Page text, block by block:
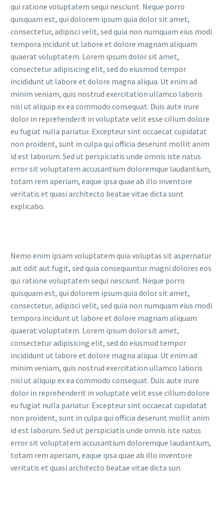
qui ratione voluptatem sequi nesciunt. Neque porro
quisquam est, qui dolorem ipsum quia dolor sit amet,
consectetur, adipisci velit, sed quia non numquam eius modi
tempora incidunt ut labore et dolore magnam aliquam
quaerat voluptatem. Lorem ipsum dolor sit amet,
consectetur adipisicing elit, sed do eiusmod tempor
incididunt ut labore et dolore magna aliqua. Ut enim ad
minim veniam, quis nostrud exercitation ullamco laboris
nisi ut aliquip ex ea commodo consequat. Duis aute irure
dolor in reprehenderit in voluptate velit esse cillum dolore
eu fugiat nulla pariatur. Excepteur sint occaecat cupidatat
non proident, sunt in culpa qui officia deserunt mollit anim
id est laborum. Sed ut perspiciatis unde omnis iste natus
error sit voluptatem accusantium doloremque laudantium,
totam rem aperiam, eaque ipsa quae ab illo inventore
veritatis et quasi architecto beatae vitae dicta sunt
explicabo.
Nemo enim ipsam voluptatem quia voluptas sit aspernatur
aut odit aut fugit, sed quia consequuntur magni dolores eos
qui ratione voluptatem sequi nesciunt. Neque porro
quisquam est, qui dolorem ipsum quia dolor sit amet,
consectetur, adipisci velit, sed quia non numquam eius modi
tempora incidunt ut labore et dolore magnam aliquam
quaerat voluptatem. Lorem ipsum dolor sit amet,
consectetur adipisicing elit, sed do eiusmod tempor
incididunt ut labore et dolore magna aliqua. Ut enim ad
minim veniam, quis nostrud exercitation ullamco laboris
nisi ut aliquip ex ea commodo consequat. Duis aute irure
dolor in reprehenderit in voluptate velit esse cillum dolore
eu fugiat nulla pariatur. Excepteur sint occaecat cupidatat
non proident, sunt in culpa qui officia deserunt mollit anim
id est laborum. Sed ut perspiciatis unde omnis iste natus
error sit voluptatem accusantium doloremque laudantium,
totam rem aperiam, eaque ipsa quae ab illo inventore
veritatis et quasi architecto beatae vitae dicta sun.